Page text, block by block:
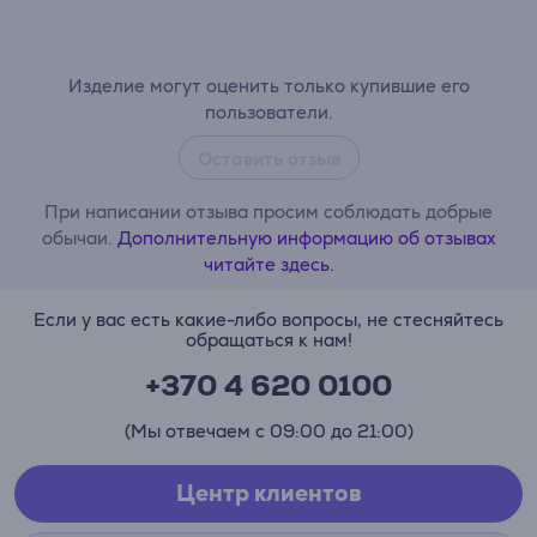
Изделие могут оценить только купившие его
пользователи.
При написании отзыва просим соблюдать добрые
обычаи. Дополнительную информацию об отзывах
читайте здесь.
Если у вас есть какие-либо вопросы, не стесняйтесь
обращаться к нам!
+370 4 620 0100
(Мы отвечаем с 09:00 до 21:00)
Центр клиентов